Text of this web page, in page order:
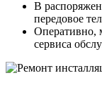
В
передовое
Оперативно,
сервиса